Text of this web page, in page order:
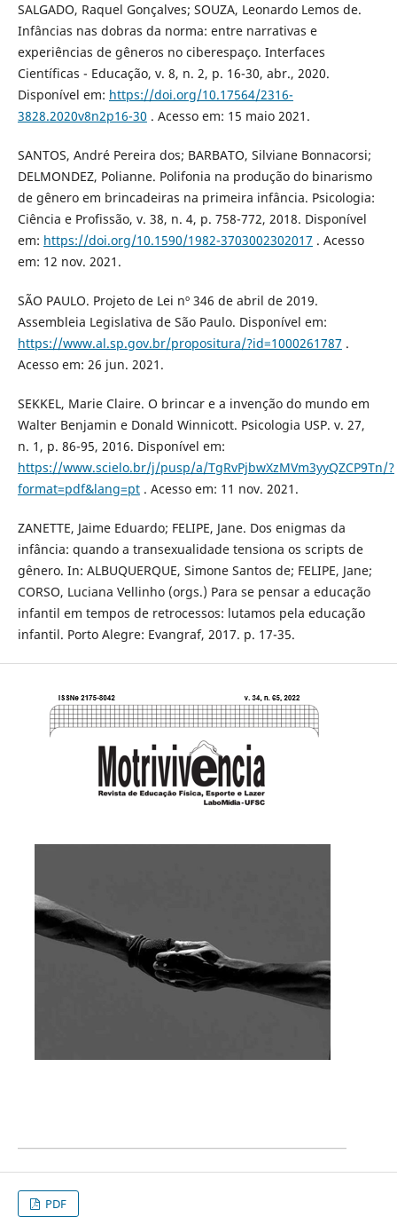
SALGADO, Raquel Gonçalves; SOUZA, Leonardo Lemos de.
Infâncias nas dobras da norma: entre narrativas e
experiências de gêneros no ciberespaço. Interfaces
Científicas - Educação, v. 8, n. 2, p. 16-30, abr., 2020.
Disponível em: https://doi.org/10.17564/2316-
3828.2020v8n2p16-30 . Acesso em: 15 maio 2021.
SANTOS, André Pereira dos; BARBATO, Silviane Bonnacorsi;
DELMONDEZ, Polianne. Polifonia na produção do binarismo
de gênero em brincadeiras na primeira infância. Psicologia:
Ciência e Profissão, v. 38, n. 4, p. 758-772, 2018. Disponível
em: https://doi.org/10.1590/1982-3703002302017 . Acesso
em: 12 nov. 2021.
SÃO PAULO. Projeto de Lei nº 346 de abril de 2019.
Assembleia Legislativa de São Paulo. Disponível em:
https://www.al.sp.gov.br/propositura/?id=1000261787 .
Acesso em: 26 jun. 2021.
SEKKEL, Marie Claire. O brincar e a invenção do mundo em
Walter Benjamin e Donald Winnicott. Psicologia USP. v. 27,
n. 1, p. 86-95, 2016. Disponível em:
https://www.scielo.br/j/pusp/a/TgRvPjbwXzMVm3yyQZCP9Tn/?
format=pdf&lang=pt. Acesso em: 11 nov. 2021.
ZANETTE, Jaime Eduardo; FELIPE, Jane. Dos enigmas da
infância: quando a transexualidade tensiona os scripts de
gênero. In: ALBUQUERQUE, Simone Santos de; FELIPE, Jane;
CORSO, Luciana Vellinho (orgs.) Para se pensar a educação
infantil em tempos de retrocessos: lutamos pela educação
infantil. Porto Alegre: Evangraf, 2017. p. 17-35.
PDF